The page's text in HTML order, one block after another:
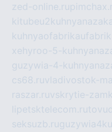
zed-online.ru
xehyroo-5-
guzywia-4-
cs68.ruvladivostok-
raszar.ruvskrytie-
lipetsktelecom.ru
seksuzb.ru